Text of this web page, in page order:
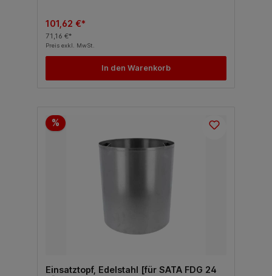
101,62 €*
71,16 €*
Preis exkl. MwSt.
In den Warenkorb
%
Einsatztopf, Edelstahl [für SATA FDG 24